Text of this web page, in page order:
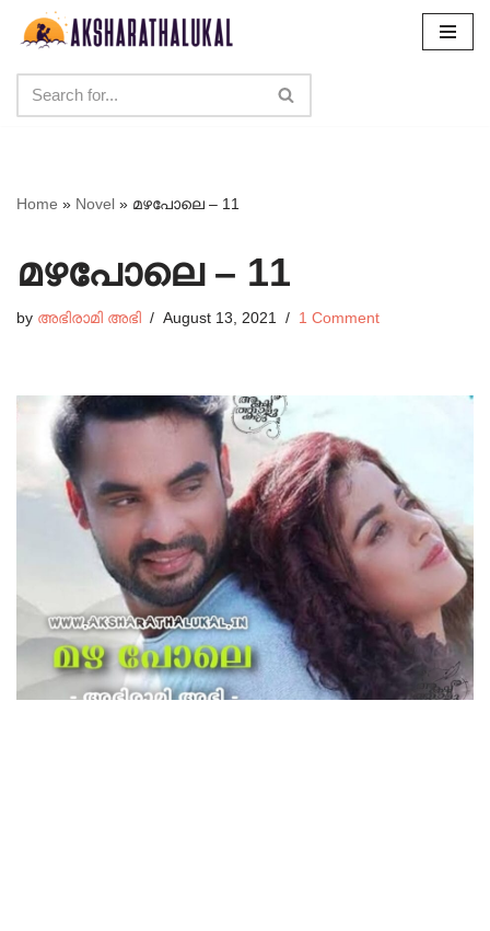
content
Home » Novel » മഴപോലെ – 11
മഴപോലെ – 11
by അഭിരാമി അഭി August 13, 2021 1 Comment